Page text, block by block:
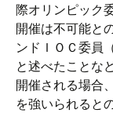
際オリンピック
開催は不可能と
ンドＩＯＣ委員
と述べたことな
開催される場合
を強いられると